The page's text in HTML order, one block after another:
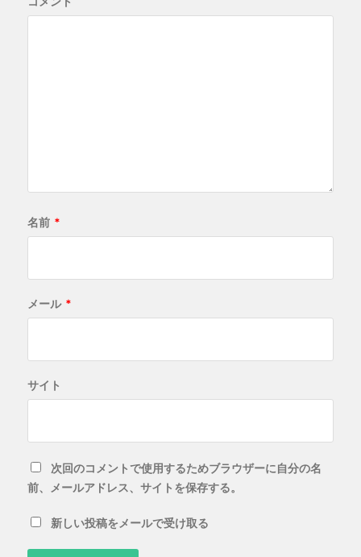
名前 *
メール *
サイト
次回のコメントで使用するためブラウザーに自分の名
前、メールアドレス、サイトを保存する。
新しい投稿をメールで受け取る